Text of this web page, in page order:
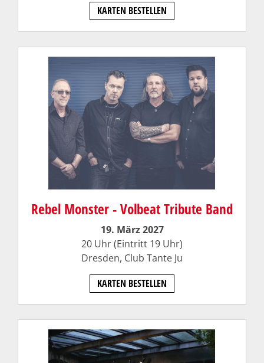
KARTEN BESTELLEN
Rebel Monster - Volbeat Tribute Band
19. März 2027
20 Uhr (Eintritt 19 Uhr)
Dresden, Club Tante Ju
KARTEN BESTELLEN